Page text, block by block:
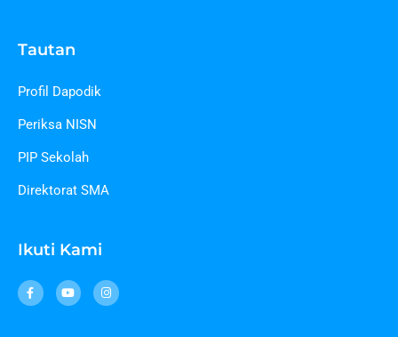
Tautan
Profil Dapodik
Periksa NISN
PIP Sekolah
Direktorat SMA
Ikuti Kami